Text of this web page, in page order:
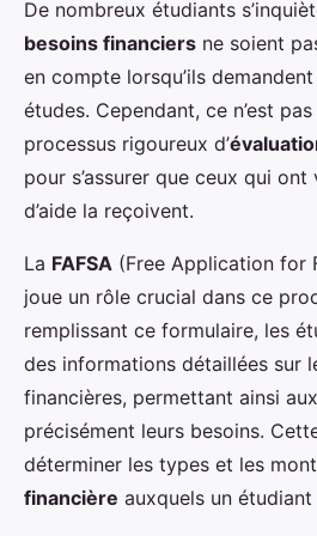
De nombreux étudiants
besoins financiers ne soient
en compte lorsqu’ils
études. Cependant, ce n’est
processus rigoureux d’
pour s’assurer que ceux qui
d’aide la reçoivent.
La FAFSA (Free Application for
joue un rôle crucial dans ce
remplissant ce formulaire, les
des informations détaillées sur
financières, permettant ainsi
précisément leurs besoins.
déterminer les types et les
financière auxquels un